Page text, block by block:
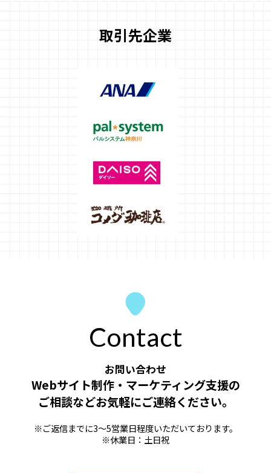
取引先企業
Contact
お問い合わせ
Webサイト制作・マーケティング支援の
ご相談などお気軽にご連絡ください。
※ご返信までに3～5営業日程度いただいております。
※休業日：土日祝